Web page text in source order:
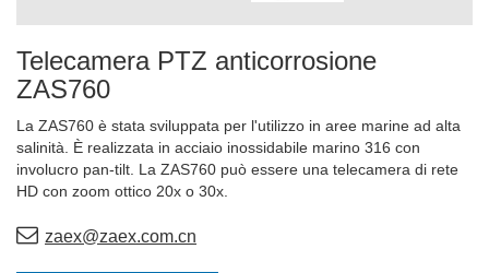
Telecamera PTZ anticorrosione
ZAS760
La ZAS760 è stata sviluppata per l'utilizzo in aree marine ad alta
salinità. È realizzata in acciaio inossidabile marino 316 con
involucro pan-tilt. La ZAS760 può essere una telecamera di rete
HD con zoom ottico 20x o 30x.
zaex@zaex.com.cn